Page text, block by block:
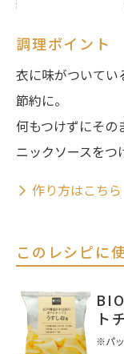
調理ポイント
衣に味がついてい
節約に。
何もつけずにその
ニックソースをつ
作り方はこちら
このレシピに
ト
※パッ